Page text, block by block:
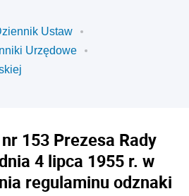
Ustaw
Urzędowe
153 Prezesa Rady
4 lipca 1955 r. w
regulaminu odznaki